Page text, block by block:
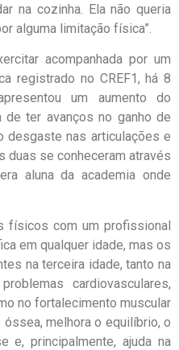
na cozinha. Ela não queria
alguma limitação física”.
acompanhada por um
registrado no CREF1, há 8
um aumento do
ter avanços no ganho de
desgaste nas articulações e
duas se conheceram através
aluna da academia onde
físicos com um profissional
em qualquer idade, mas os
na terceira idade, tanto na
cardiovasculares,
no fortalecimento muscular
melhora o equilíbrio, o
e, principalmente, ajuda na